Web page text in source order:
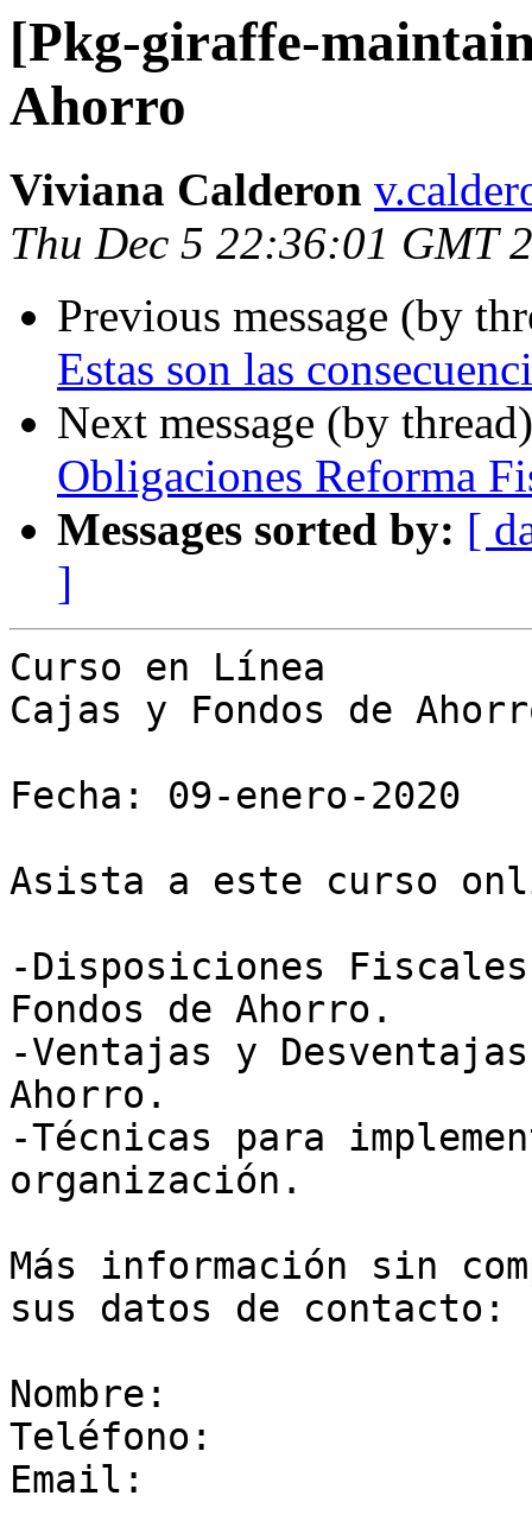
[Pkg-giraffe-
Ahorro
Viviana Calderon
Thu Dec 5 22:36:01 GMT
Previous message (by
Estas son las
Next message (by
Obligaciones Reforma
Messages sorted by: [
]
Curso en Línea
Cajas y Fondos de
Fecha: 09-enero-2020
Asista a este curso
-Disposiciones
Fondos de Ahorro.
-Ventajas y
Ahorro.
-Técnicas para
organización.
Más información sin
sus datos de contacto:
Nombre:
Teléfono:
Email: